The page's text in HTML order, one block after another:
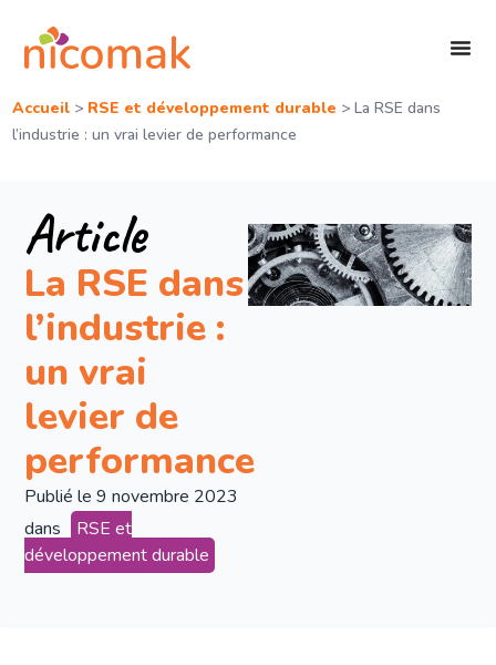
Accueil> RSE et développement durable > La RSE dans
l’industrie : un vrai levier de performance
Article
La RSE dans
l’industrie :
un vrai
levier de
performance
Publié le 9 novembre 2023
dans
RSE et
développement durable